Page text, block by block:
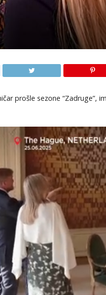
prošle sezone “Zadruge”,